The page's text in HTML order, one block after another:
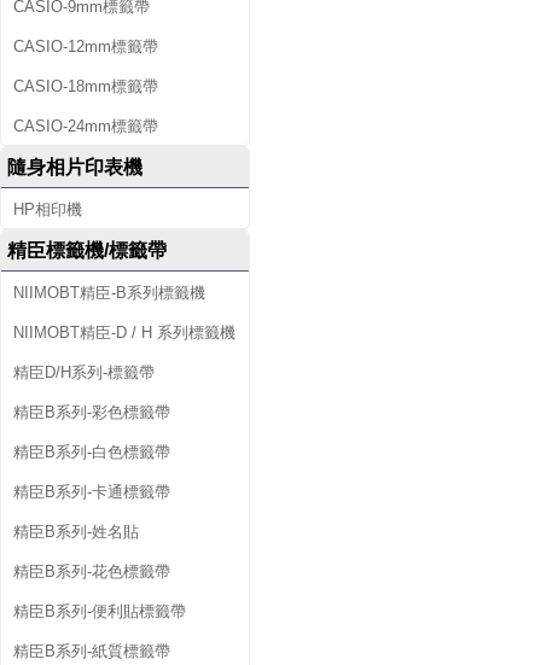
CASIO-9mm標籤帶
CASIO-12mm標籤帶
CASIO-18mm標籤帶
CASIO-24mm標籤帶
隨身相片印表機
HP相印機
精臣標籤機/標籤帶
NIIMOBT精臣-B系列標籤機
NIIMOBT精臣-D / H 系列標籤機
精臣D/H系列-標籤帶
精臣B系列-彩色標籤帶
精臣B系列-白色標籤帶
精臣B系列-卡通標籤帶
精臣B系列-姓名貼
精臣B系列-花色標籤帶
精臣B系列-便利貼標籤帶
精臣B系列-紙質標籤帶